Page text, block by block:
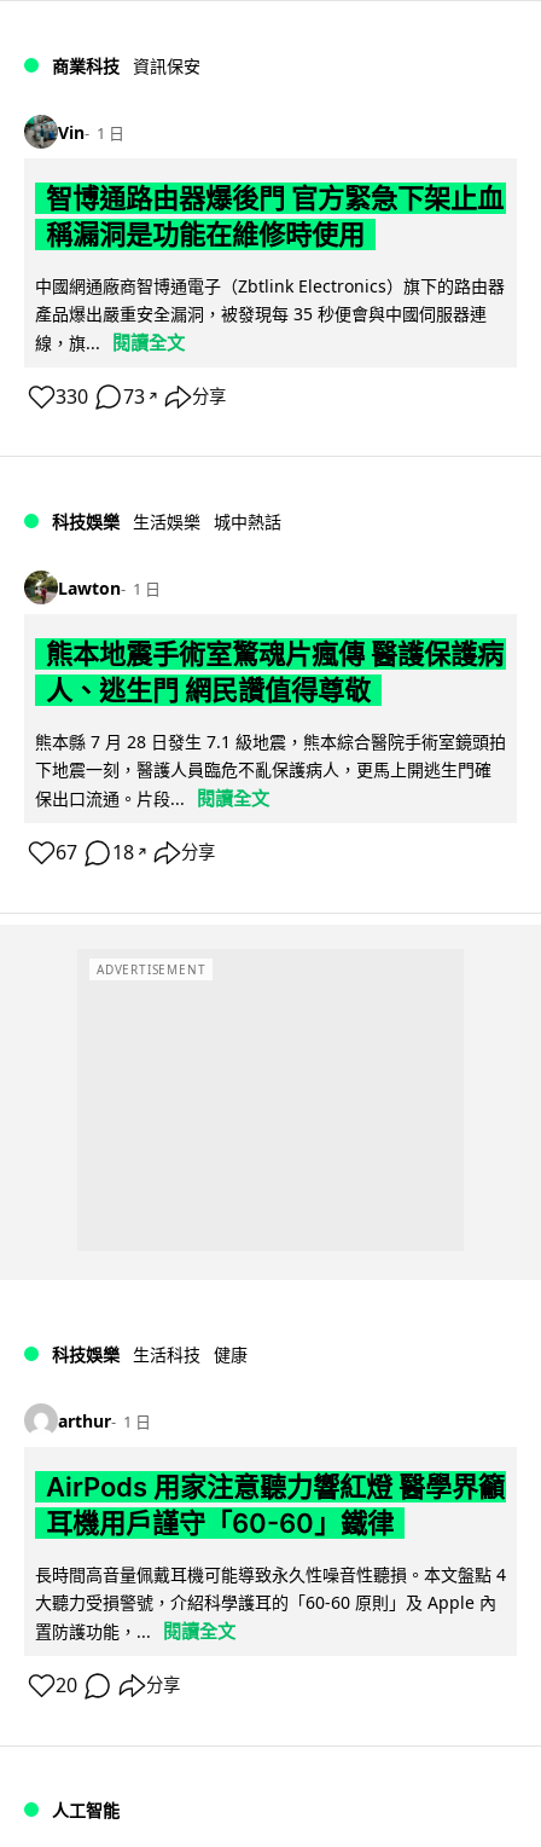
商業科技 資訊保安
Vin 1 日
智博通路由器爆後門 官方緊急下架止血
稱漏洞是功能在維修時使用
中國網通廠商智博通電子（Zbtlink Electronics）旗下的路由器
產品爆出嚴重安全漏洞，被發現每 35 秒便會與中國伺服器連
線，旗...
閱讀全文
330 73 ↗ 分享
科技娛樂 生活娛樂 城中熱話
Lawton 1 日
熊本地震手術室驚魂片瘋傳 醫護保護病
人、逃生門 網民讚值得尊敬
熊本縣 7 月 28 日發生 7.1 級地震，熊本綜合醫院手術室鏡頭拍
下地震一刻，醫護人員臨危不亂保護病人，更馬上開逃生門確
保出口流通。片段...
閱讀全文
67 18 ↗ 分享
ADVERTISEMENT
科技娛樂 生活科技 健康
arthur 1 日
AirPods 用家注意聽力響紅燈 醫學界籲
耳機用戶謹守「60-60」鐵律
長時間高音量佩戴耳機可能導致永久性噪音性聽損。本文盤點 4
大聽力受損警號，介紹科學護耳的「60-60 原則」及 Apple 內
置防護功能，...
閱讀全文
20 分享
人工智能